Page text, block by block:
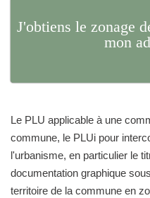
J'obtiens le zonage
mon
Le PLU applicable à une
commune, le PLUi pour
l'urbanisme, en particulier le
documentation graphique
territoire de la commune en